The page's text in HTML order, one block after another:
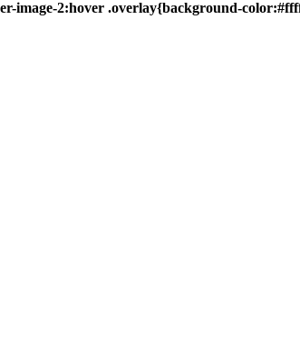
image-2:hover .overlay{background-